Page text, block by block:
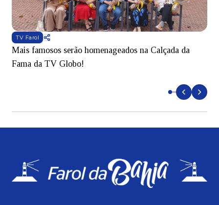
TV Farol
Mais famosos serão homenageados na Calçada da
Fama da TV Globo!